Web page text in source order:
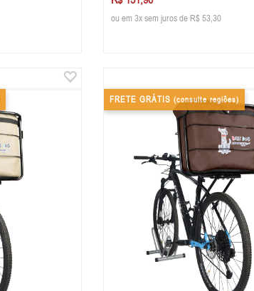
ou em 3x sem juros de R$ 53,30
FRETE GRÁTIS (consulte regiões)